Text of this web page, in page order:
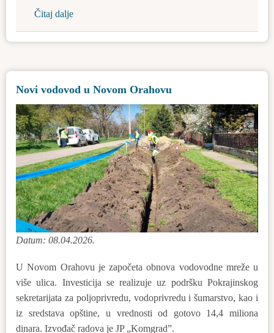
Čitaj dalje
Obeležili
smo
zdravlja
„dr
Janoš
Hadži”
u
Bačkoj
Topoli
Novi vodovod u Novom Orahovu
Datum: 08.04.2026.
U Novom Orahovu je započeta obnova vodovodne mreže u
više ulica. Investicija se realizuje uz podršku Pokrajinskog
sekretarijata za poljoprivredu, vodoprivredu i šumarstvo, kao i
iz sredstava opštine, u vrednosti od gotovo 14,4 miliona
dinara. Izvođač radova je JP „Komgrad”.